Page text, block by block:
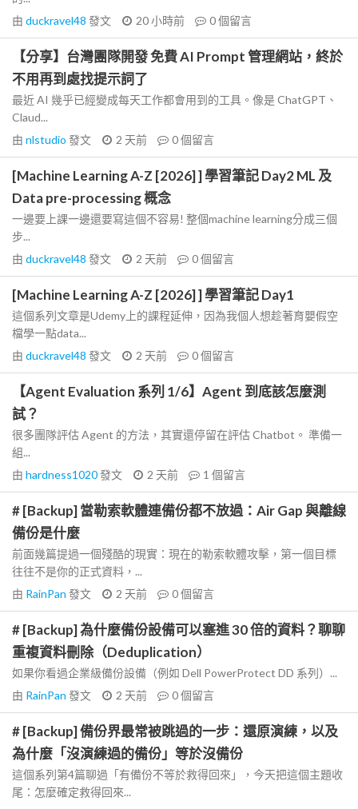
由 duckravel48 發文 20 小時前 0個留言
【分享】台灣團隊開發 免費 AI Prompt 管理網站，終於
不用再到處找提示詞了
最近 AI 幾乎已經變成每天工作都會用到的工具。像是 ChatGPT、
Claud...
由 nlstudio 發文 2 天前 0個留言
[Machine Learning A-Z [2026] ] 學習筆記 Day2 ML 及
Data pre-processing 概念
一邊要上課一邊還要寫這個不容易! 整個machine learning分成三個
步...
由 duckravel48 發文 2 天前 0個留言
[Machine Learning A-Z [2026] ] 學習筆記 Day1
這個系列文章是Udemy上的課程延伸，因為我個人想趁著育嬰假空
檔學一點data...
由 duckravel48 發文 2 天前 0個留言
【Agent Evaluation 系列 1/6】Agent 到底該怎麼測
試？
很多團隊評估 Agent 的方法，其實還停留在評估 Chatbot。 準備一
組...
由 hardness1020發文 2 天前 1 個留言
# [Backup] 當勒索軟體連備份都不放過：Air Gap 與離線
備份是什麼
前面幾篇提過一個殘酷的現實：現在的勒索軟體攻擊，第一個目標
往往不是你的正式資料，...
由 RainPan 發文 2 天前 0個留言
# [Backup] 為什麼備份設備可以塞進 30 倍的資料？聊聊
重複資料刪除（Deduplication）
如果你看過企業級備份設備（例如 Dell PowerProtect DD 系列）...
由 RainPan 發文 2 天前 0個留言
# [Backup] 備份界最常被跳過的一步：還原演練，以及
為什麼「沒演練過的備份」等於沒備份
這個系列第4篇聊過「有備份不等於救得回來」，今天把這個主題收
尾：怎麼確定救得回來...